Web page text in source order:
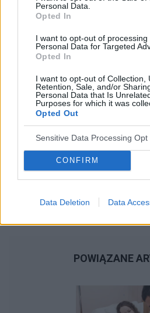
Personal Data.
Opted In
I want to opt-out of processing
Personal Data for Targeted
Opted In
I want to opt-out of Collection,
Retention, Sale, and/or
Personal Data that Is
Purposes for which it was
Opted Out
Sensitive Data Processing Opt
CONFIRM
Data Deletion Data
POWIĄZANE